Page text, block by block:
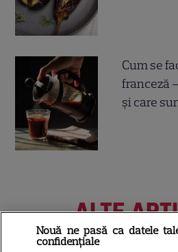
Cum se
franceză
și care
ALTE
Nouă ne pasă ca datele
confidențiale